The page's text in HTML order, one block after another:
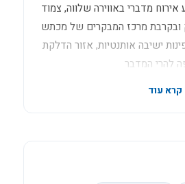
אירוח מדברי באווירה שלווה, צמוד
ובקרבת מרכז המבקרים של מכתש
ישיבה אותנטיות, אזור הדלקת
להרי המדבר
קרא עוד